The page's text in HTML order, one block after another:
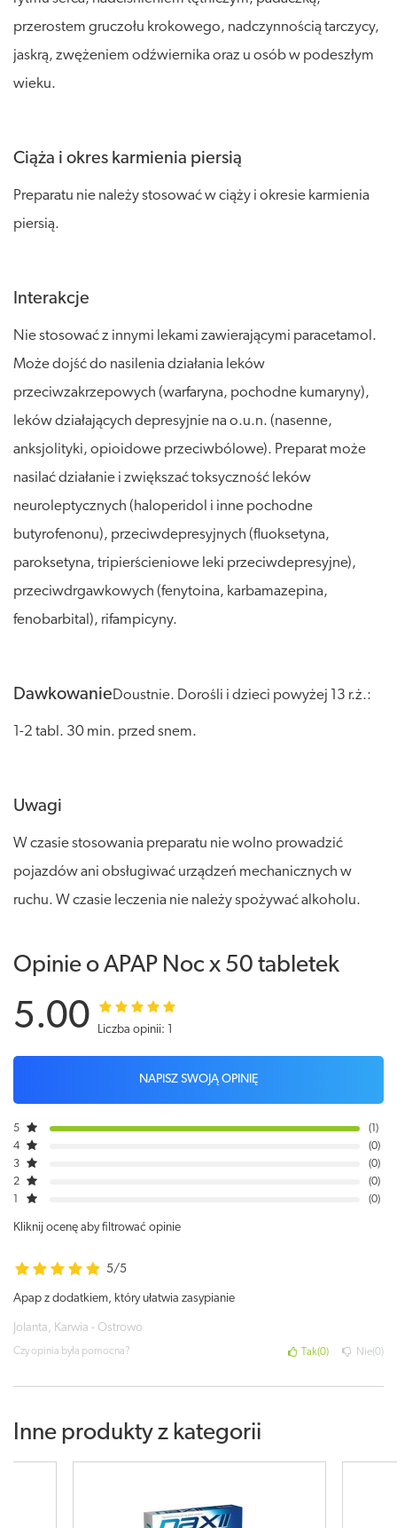
przerostem gruczołu krokowego, nadczynnością tarczycy,
jaskrą, zwężeniem odźwiernika oraz u osób w podeszłym
wieku.
Ciąża i okres karmienia piersią
Preparatu nie należy stosować w ciąży i okresie karmienia
piersią.
Interakcje
Nie stosować z innymi lekami zawierającymi paracetamol.
Może dojść do nasilenia działania leków
przeciwzakrzepowych (warfaryna, pochodne kumaryny),
leków działających depresyjnie na o.u.n. (nasenne,
anksjolityki, opioidowe przeciwbólowe). Preparat może
nasilać działanie i zwiększać toksyczność leków
neuroleptycznych (haloperidol i inne pochodne
butyrofenonu), przeciwdepresyjnych (fluoksetyna,
paroksetyna, tripierścieniowe leki przeciwdepresyjne),
przeciwdrgawkowych (fenytoina, karbamazepina,
fenobarbital), rifampicyny.
DawkowanieDoustnie. Dorośli i dzieci powyżej 13 r.ż.:
1-2 tabl. 30 min. przed snem.
Uwagi
W czasie stosowania preparatu nie wolno prowadzić
pojazdów ani obsługiwać urządzeń mechanicznych w
ruchu. W czasie leczenia nie należy spożywać alkoholu.
Opinie o APAP Noc x 50 tabletek
5.00 Liczba opinii: 1
NAPISZ SWOJĄ OPINIĘ
5
1
4
0
3
0
2
0
0
Kliknij ocenę aby filtrować opinie
5/5
Apap z dodatkiem, który ułatwia zasypianie
Jolanta, Karwia - Ostrowo
Czy opinia była pomocna? Tak 0 Nie 0
Inne produkty z kategorii